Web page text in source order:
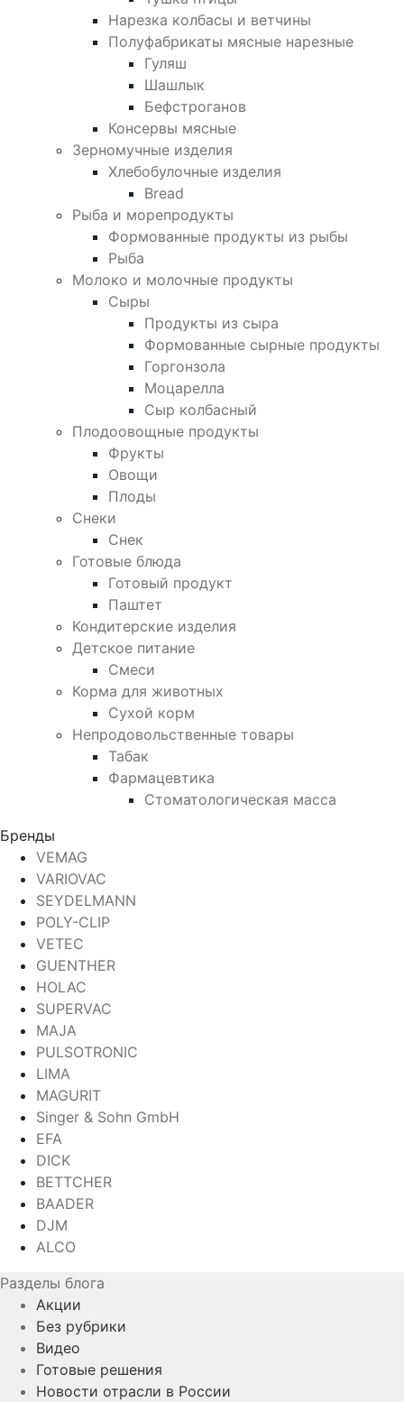
Нарезка колбасы и ветчины
Полуфабрикаты мясные нарезные
Гуляш
Шашлык
Бефстроганов
Консервы мясные
Зерномучные изделия
Хлебобулочные изделия
Bread
Рыба и морепродукты
Формованные продукты из рыбы
Рыба
Молоко и молочные продукты
Сыры
Продукты из сыра
Формованные сырные продукты
Горгонзола
Моцарелла
Сыр колбасный
Плодоовощные продукты
Фрукты
Овощи
Плоды
Снеки
Снек
Готовые блюда
Готовый продукт
Паштет
Кондитерские изделия
Детское питание
Смеси
Корма для животных
Сухой корм
Непродовольственные товары
Табак
Фармацевтика
Стоматологическая масса
Бренды
VEMAG
VARIOVAC
SEYDELMANN
POLY-CLIP
VETEC
GUENTHER
HOLAC
SUPERVAC
MAJA
PULSOTRONIC
LIMA
MAGURIT
Singer & Sohn GmbH
EFA
DICK
BETTCHER
BAADER
DJM
ALCO
Разделы блога
Акции
Без рубрики
Видео
Готовые решения
Новости отрасли в России